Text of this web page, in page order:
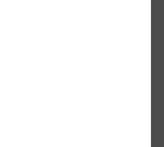
了高達110場活
蔡晉宇／台北報導